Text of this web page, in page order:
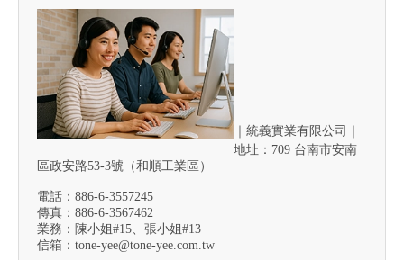
｜ 統義實業有限公司｜
地址：709 台南市安南
區政安路53-3號（和順工業區）
電話：886-6-3557245
傳真：886-6-3567462
業務：陳小姐#15、張小姐#13
信箱： tone-yee@tone-yee.com.tw